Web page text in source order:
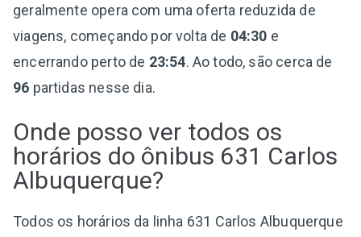
geralmente opera com uma oferta reduzida de
viagens, começando por volta de 04:30 e
encerrando perto de 23:54. Ao todo, são cerca de
96 partidas nesse dia.
Onde posso ver todos os
horários do ônibus 631 Carlos
Albuquerque?
Todos os horários da linha 631 Carlos Albuquerque